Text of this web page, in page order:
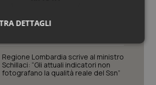
comprendere il presente
Regione Lombardia scrive al ministro
Schillaci: “Gli attuali indicatori non
fotografano la qualità reale del Ssn”
DETTAGLI
Statistici Marketing